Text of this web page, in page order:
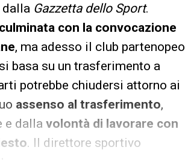
Gazzetta dello Sport.
con la convocazione
, ma adesso il club partenopeo
basa su un trasferimento a
potrebbe chiudersi attorno ai
assenso al trasferimento,
e dalla volontà di lavorare con
. Il direttore sportivo